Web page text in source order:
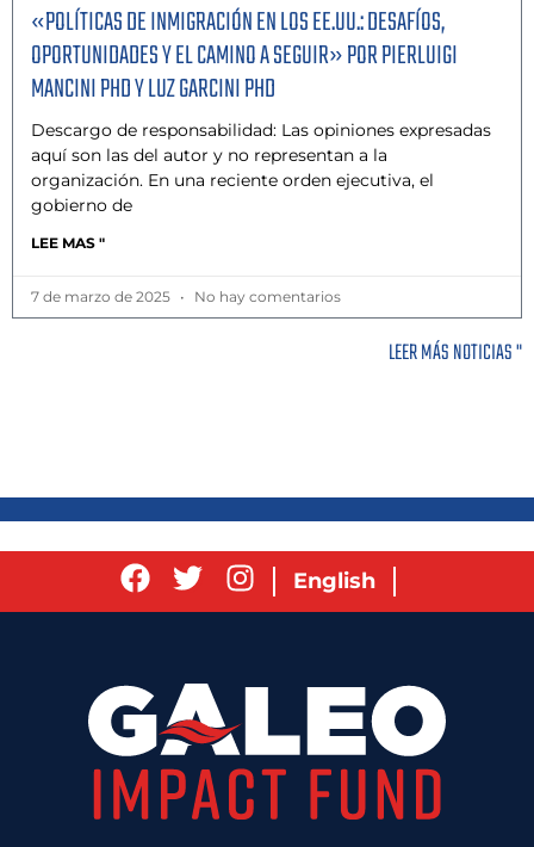
«POLÍTICAS DE INMIGRACIÓN EN LOS EE.UU.: DESAFÍOS,
OPORTUNIDADES Y EL CAMINO A SEGUIR» POR PIERLUIGI
MANCINI PHD Y LUZ GARCINI PHD
Descargo de responsabilidad: Las opiniones expresadas
aquí son las del autor y no representan a la
organización. En una reciente orden ejecutiva, el
gobierno de
LEE MAS "
7 de marzo de 2025 No hay comentarios
LEER MÁS NOTICIAS "
English